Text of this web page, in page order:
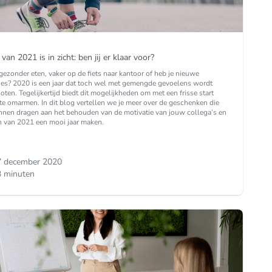
2021 is in zicht: ben jij er klaar voor?
eten, vaker op de fiets naar kantoor of heb je nieuwe
2020 is een jaar dat toch wel met gemengde gevoelens wordt
Tegelijkertijd biedt dit mogelijkheden om met een frisse start
omarmen. In dit blog vertellen we je meer over de geschenken die
dragen aan het behouden van de motivatie van jouw collega’s en
van 2021 een mooi jaar maken.
december 2020